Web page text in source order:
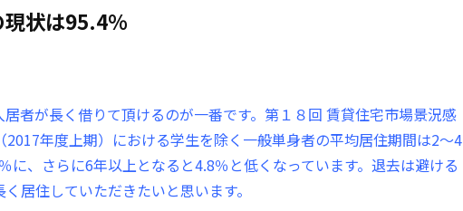
状は95.4％
者が長く借りて頂けるのが一番です。第１８回 賃貸住宅市場景況感
年度上期）における学生を除く一般単身者の平均居住期間は2～4
に、さらに6年以上となると4.8％と低くなっています。退去は避ける
居住していただきたいと思います。